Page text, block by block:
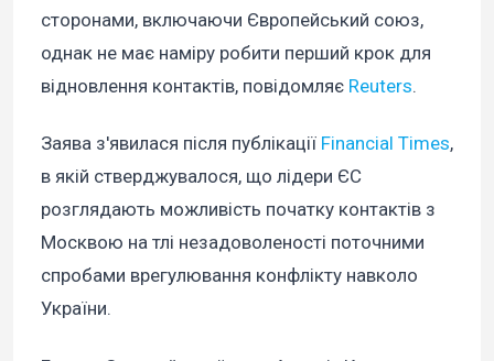
сторонами, включаючи Європейський союз,
однак не має наміру робити перший крок для
відновлення контактів, повідомляє Reuters.
Заява з'явилася після публікації Financial Times,
в якій стверджувалося, що лідери ЄС
розглядають можливість початку контактів з
Москвою на тлі незадоволеності поточними
спробами врегулювання конфлікту навколо
України.